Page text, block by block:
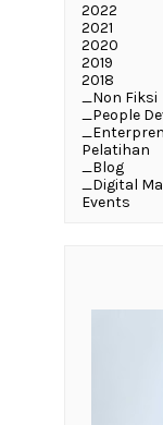
2022
2021
2020
2019
2018
_Non Fiksi
_People
Pelatihan
_Blog
_Digital
Events